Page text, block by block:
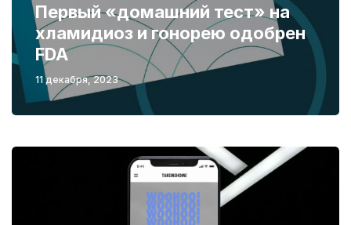
Первый «домашний тест» на
хламидиоз и гонорею одобрен
FDA
11 декабря, 2023